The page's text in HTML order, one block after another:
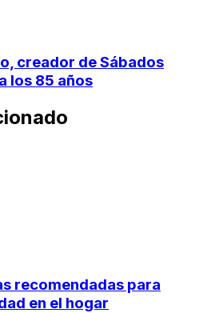
creador de Sábados
los 85 años
recomendadas para
en el hogar